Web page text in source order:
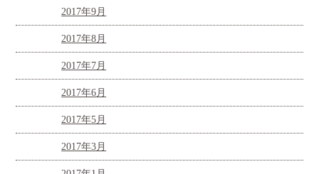
2017年9月
2017年8月
2017年7月
2017年6月
2017年5月
2017年3月